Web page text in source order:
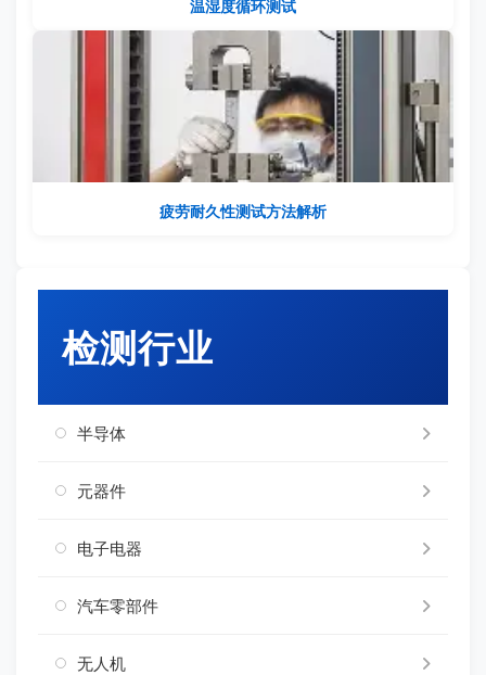
温湿度循环测试
疲劳耐久性测试方法解析
检测行业
半导体
元器件
电子电器
汽车零部件
无人机